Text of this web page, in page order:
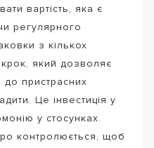
вартість, яка є
регулярного
з кількох
який дозволяє
пристрасних
Це інвестиція у
у стосунках.
контролюється, щоб